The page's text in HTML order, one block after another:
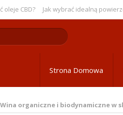
CBD? Jak wybrać idealną
Strona Domowa
Wina organiczne i biodynamiczne w